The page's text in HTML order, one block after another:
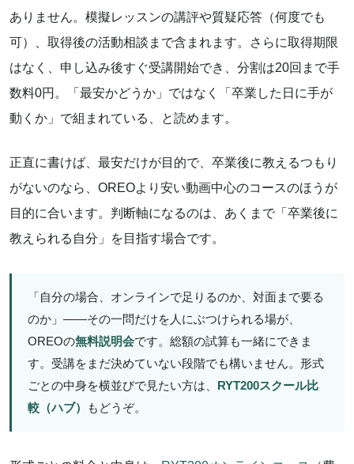
ありません。模擬レッスンの講評や質疑応答（何度でも
可）、取得後の活動相談まで含まれます。さらに取得期限
はなく、申し込み後すぐ受講開始でき、分割は20回まで手
数料0円。「最安かどうか」ではなく「卒業した日に手が
動くか」で組まれている、と読めます。
正直に書けば、最安だけが目的で、卒業後に教えるつもり
がないのなら、OREOより安い動画中心のコースのほうが
目的に合います。判断軸になるのは、あくまで「卒業後に
教えられる自分」を目指す場合です。
「自分の場合、オンラインで足りるのか、対面まで要る
のか」——その一問だけを人にぶつけられる場が、
OREOの無料説明会です。総額の試算も一緒にできま
す。受講をまだ決めていない段階でも構いません。形式
ごとの中身を横並びで見たい方は、 RYT200スクール比
較（ハブ）
もどうぞ。